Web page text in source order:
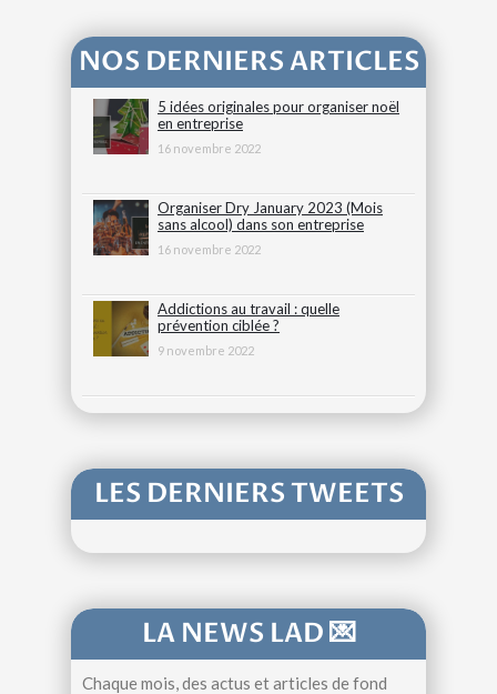
NOS DERNIERS ARTICLES
5 idées originales pour organiser noël
en entreprise
16 novembre 2022
Organiser Dry January 2023 (Mois
sans alcool) dans son entreprise
16 novembre 2022
Addictions au travail : quelle
prévention ciblée ?
9 novembre 2022
LES DERNIERS TWEETS
LA NEWS LAD 💌
Chaque mois, des actus et articles de fond